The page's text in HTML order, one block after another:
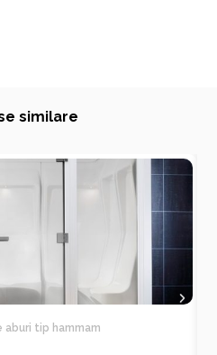
similare
aburi tip hammam